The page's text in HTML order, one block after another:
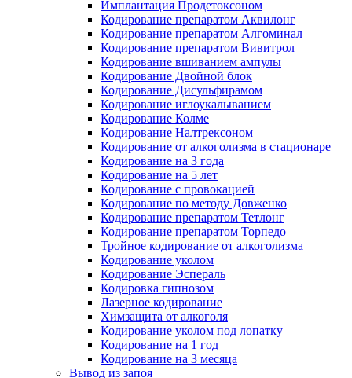
Имплантация Продетоксоном
Кодирование препаратом Аквилонг
Кодирование препаратом Алгоминал
Кодирование препаратом Вивитрол
Кодирование вшиванием ампулы
Кодирование Двойной блок
Кодирование Дисульфирамом
Кодирование иглоукалыванием
Кодирование Колме
Кодирование Налтрексоном
Кодирование от алкоголизма в стационаре
Кодирование на 3 года
Кодирование на 5 лет
Кодирование с провокацией
Кодирование по методу Довженко
Кодирование препаратом Тетлонг
Кодирование препаратом Торпедо
Тройное кодирование от алкоголизма
Кодирование уколом
Кодирование Эспераль
Кодировка гипнозом
Лазерное кодирование
Химзащита от алкоголя
Кодирование уколом под лопатку
Кодирование на 1 год
Кодирование на 3 месяца
Вывод из запоя